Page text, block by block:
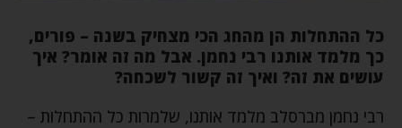
כל ההתחלות הן מהחג הכי מצחיק בשנה – פורים,
כך מלמד אותנו רבי נחמן. אבל מה זה אומר? איך
עושים את זה? ואיך זה קשור לשכחה?
רבי נחמן מברסלב מלמד אותנו, שלמרות כל ההתחלות –